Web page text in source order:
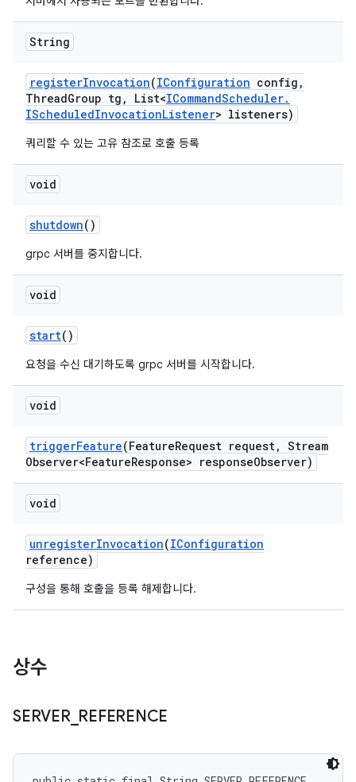
String
registerInvocation(IConfiguration config ,
ThreadGroup tg , List<ICommandScheduler.
IScheduledInvocationListener> listeners)
쿼리할 수 있는 고유 참조로 호출 등록
void
shutdown()
grpc 서버를 중지합니다.
void
start()
요청을 수신 대기하도록 grpc 서버를 시작합니다.
void
triggerFeature(FeatureRequest request, Stream
Observer<FeatureResponse> responseObserver)
void
unregisterInvocation(IConfiguration
reference)
구성을 통해 호출을 등록 해제합니다.
상수
SERVER_ REFERENCE